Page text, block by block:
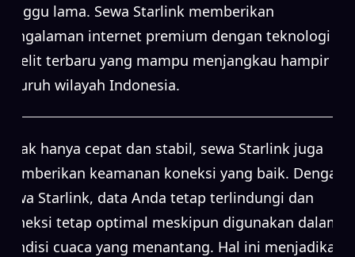
tunggu lama. Sewa Starlink memberikan
pengalaman internet premium dengan teknologi
satelit terbaru yang mampu menjangkau hampir
seluruh wilayah Indonesia.
Tidak hanya cepat dan stabil, sewa Starlink juga
memberikan keamanan koneksi yang baik. Dengan
sewa Starlink, data Anda tetap terlindungi dan
koneksi tetap optimal meskipun digunakan dalam
kondisi cuaca yang menantang. Hal ini menjadikan